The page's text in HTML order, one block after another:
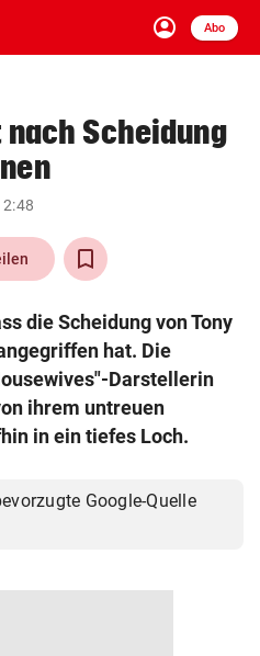
account_circle
Anmelden
Abo
close Schließen
arrow_right
KG 2026
Scheidung
die Scheidung von Tony
hat. Die
Darstellerin
ihrem untreuen
in ein tiefes Loch.
Google-Quelle